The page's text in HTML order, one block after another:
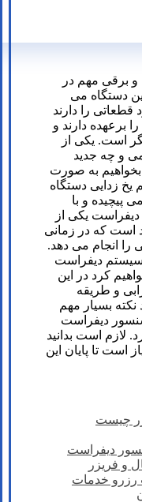
و برقی مهم در
دستگاه می
را دارند
برعهده دارند و
است. یکی از
و چه جدید
به صورت
یخ زدایی دستگاه
پیچیده و با
یکی از
است که در زمانی
را انجام می دهد.
سیستم دیفراست
کرد در این
و طریقه
بسیار مهم
دیفراست
لازم است بدانید
است تا پایان این
چیست
دیفراست
و فریزر
خدمات